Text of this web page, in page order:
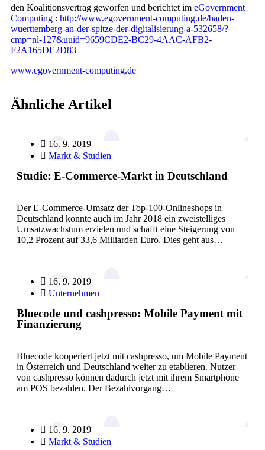
den Koalitionsvertrag geworfen und berichtet im eGovernment
Computing : http://www.egovernment-computing.de/baden-
wuerttemberg-an-der-spitze-der-digitalisierung-a-532658/?
cmp=nl-127&uuid=9659CDE2-BC29-4AAC-AFB2-
F2A165DE2D83
www.egovernment-computing.de
Ähnliche Artikel
16. 9. 2019
Markt & Studien
Studie: E-Commerce-Markt in Deutschland
Der E-Commerce-Umsatz der Top-100-Onlineshops in
Deutschland konnte auch im Jahr 2018 ein zweistelliges
Umsatzwachstum erzielen und schafft eine Steigerung von
10,2 Prozent auf 33,6 Milliarden Euro. Dies geht aus…
16. 9. 2019
Unternehmen
Bluecode und cashpresso: Mobile Payment mit
Finanzierung
Bluecode kooperiert jetzt mit cashpresso, um Mobile Payment
in Österreich und Deutschland weiter zu etablieren. Nutzer
von cashpresso können dadurch jetzt mit ihrem Smartphone
am POS bezahlen. Der Bezahlvorgang…
16. 9. 2019
Markt & Studien